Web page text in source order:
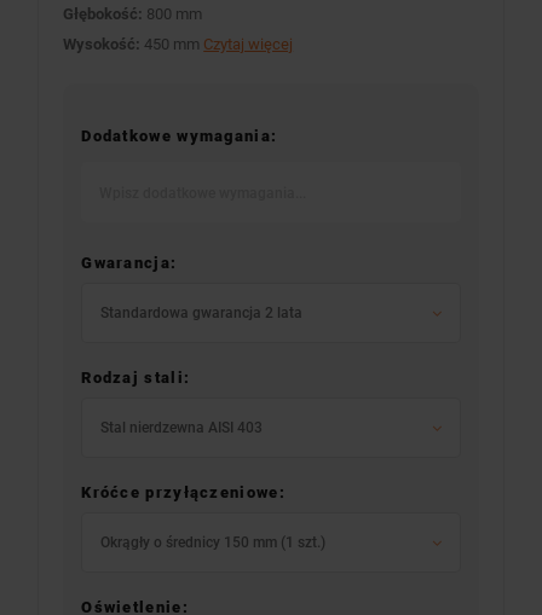
Głębokość: 800 mm
Wysokość: 450 mm Czytaj więcej
Dodatkowe wymagania:
Gwarancja:
Standardowa gwarancja 2 lata
Rodzaj stali:
Stal nierdzewna AISI 403
Króćce przyłączeniowe:
Okrągły o średnicy 150 mm (1 szt.)
Oświetlenie: